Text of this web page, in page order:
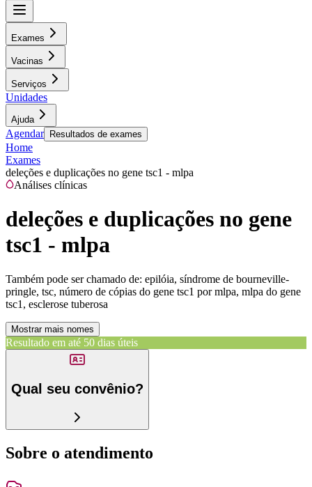
Exames
Vacinas
Serviços
Unidades
Ajuda
Agendar Resultados de exames
Home
Exames
deleções e duplicações no gene tsc1 - mlpa
Análises clínicas
deleções e duplicações no gene
tsc1 - mlpa
Também pode ser chamado de: epilóia, síndrome de bourneville-
pringle, tsc, número de cópias do gene tsc1 por mlpa, mlpa do gene
tsc1, esclerose tuberosa
Mostrar mais nomes
Resultado em até 50 dias úteis
Qual seu convênio?
Sobre o atendimento